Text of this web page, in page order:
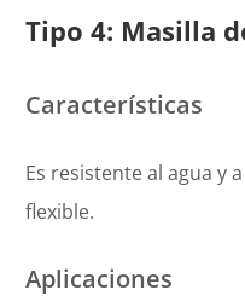
Tipo 4: Masilla
Características
Es resistente al agua y
flexible.
Aplicaciones